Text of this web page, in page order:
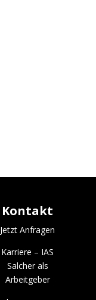
Kontakt
Jetzt Anfragen
Karriere – IAS
Salcher als
Arbeitgeber